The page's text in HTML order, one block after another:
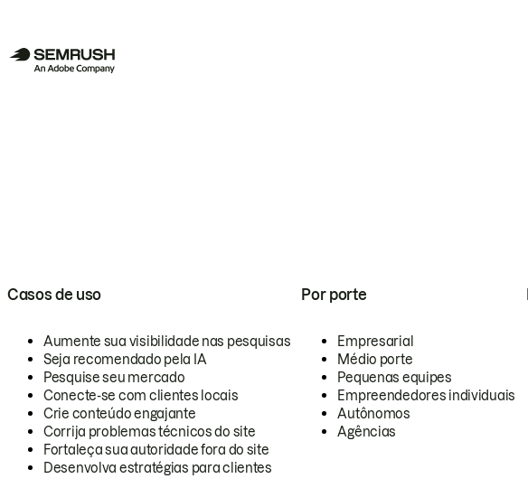
Casos de uso
Aumente sua visibilidade nas pesquisas
Seja recomendado pela IA
Pesquise seu mercado
Conecte-se com clientes locais
Crie conteúdo engajante
Corrija problemas técnicos do site
Fortaleça sua autoridade fora do site
Desenvolva estratégias para clientes
Por porte
Empresarial
Médio porte
Pequenas equipes
Empreendedores individuais
Autônomos
Agências